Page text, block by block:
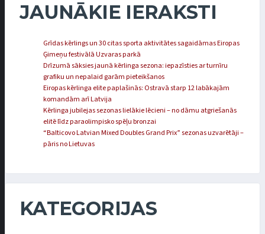
JAUNĀKIE IERAKSTI
Grīdas kērlings un 30 citas sporta aktivitātes sagaidāmas Eiropas
Ģimeņu festivālā Uzvaras parkā
Drīzumā sāksies jaunā kērlinga sezona: iepazīsties ar turnīru
grafiku un nepalaid garām pieteikšanos
Eiropas kērlinga elite paplašinās: Ostravā starp 12 labākajām
komandām arī Latvija
Kērlinga jubilejas sezonas lielākie lēcieni – no dāmu atgriešanās
elitē līdz paraolimpisko spēļu bronzai
“Balticovo Latvian Mixed Doubles Grand Prix” sezonas uzvarētāji –
pāris no Lietuvas
KATEGORIJAS